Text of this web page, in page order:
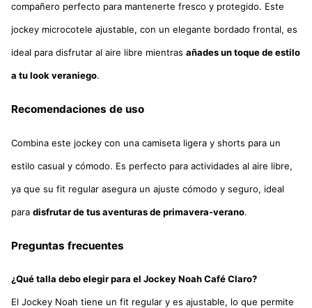
compañero perfecto para mantenerte fresco y protegido. Este
jockey microcotele ajustable, con un elegante bordado frontal, es
ideal para disfrutar al aire libre mientras añades un toque de estilo
a tu look veraniego.
Recomendaciones de uso
Combina este jockey con una camiseta ligera y shorts para un
estilo casual y cómodo. Es perfecto para actividades al aire libre,
ya que su fit regular asegura un ajuste cómodo y seguro, ideal
para disfrutar de tus aventuras de primavera-verano.
Preguntas frecuentes
¿Qué talla debo elegir para el Jockey Noah Café Claro?
El Jockey Noah tiene un fit regular y es ajustable, lo que permite